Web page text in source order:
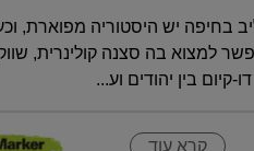
בחיפה יש היסטוריה מפוארת,
למצוא בה סצנה קולינרית,
קיום בין יהודים וע...
קרא עוד